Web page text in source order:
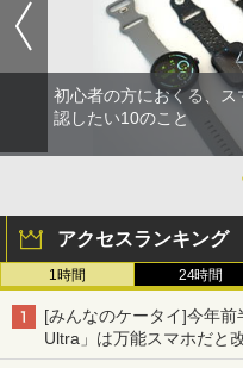
初心者の方におくる、
認したい10のこと
アクセスランキング
1時間 24時間
[みんなのケータイ]今年
Ultra」は万能スマホだと